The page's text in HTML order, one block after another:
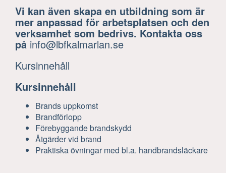
Vi kan även skapa en utbildning som är
mer anpassad för arbetsplatsen och den
verksamhet som bedrivs. Kontakta oss
på info@lbfkalmarlan.se
Kursinnehåll
Kursinnehåll
Brands uppkomst
Brandförlopp
Förebyggande brandskydd
Åtgärder vid brand
Praktiska övningar med bl.a. handbrandsläckare